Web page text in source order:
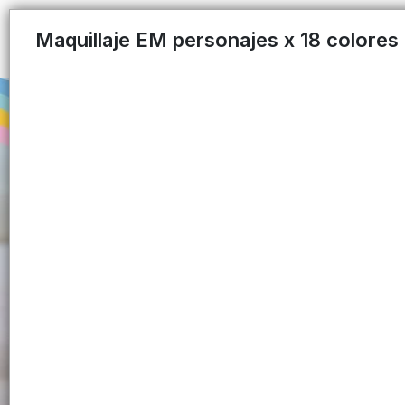
Maquillaje EM personajes x 18 colores